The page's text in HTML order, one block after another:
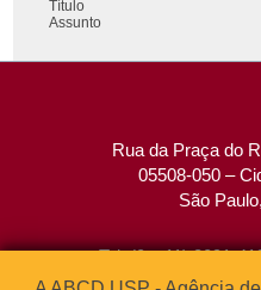
Título
Assunto
Rua da Praça do
05508-050 –
São
Tel: (0xx11) 3091-
Fax: